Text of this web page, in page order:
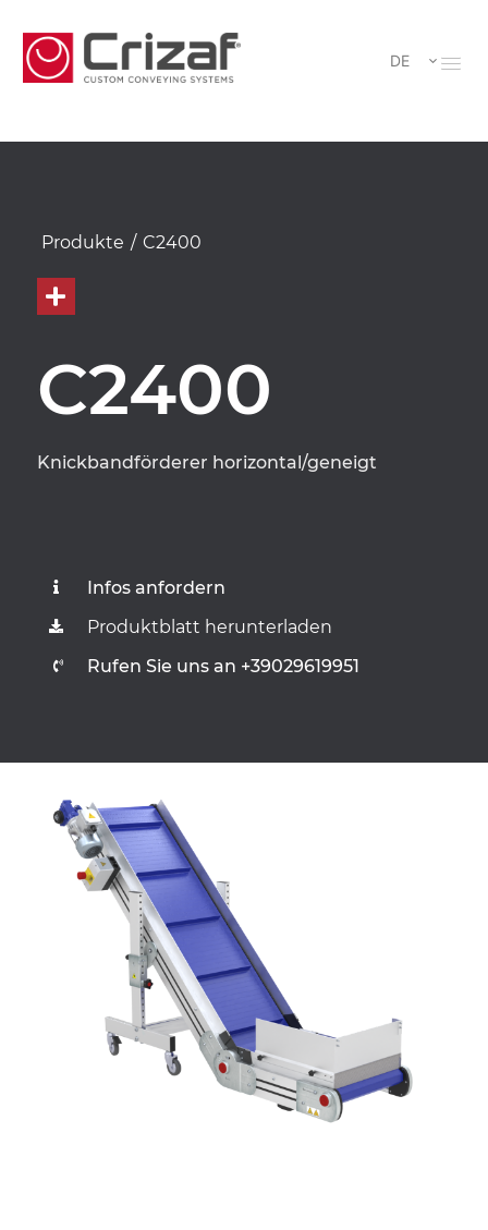
DE
Produkte / C2400
C2400
Knickbandförderer horizontal/geneigt
Infos anfordern
Produktblatt herunterladen
Rufen Sie uns an +39029619951